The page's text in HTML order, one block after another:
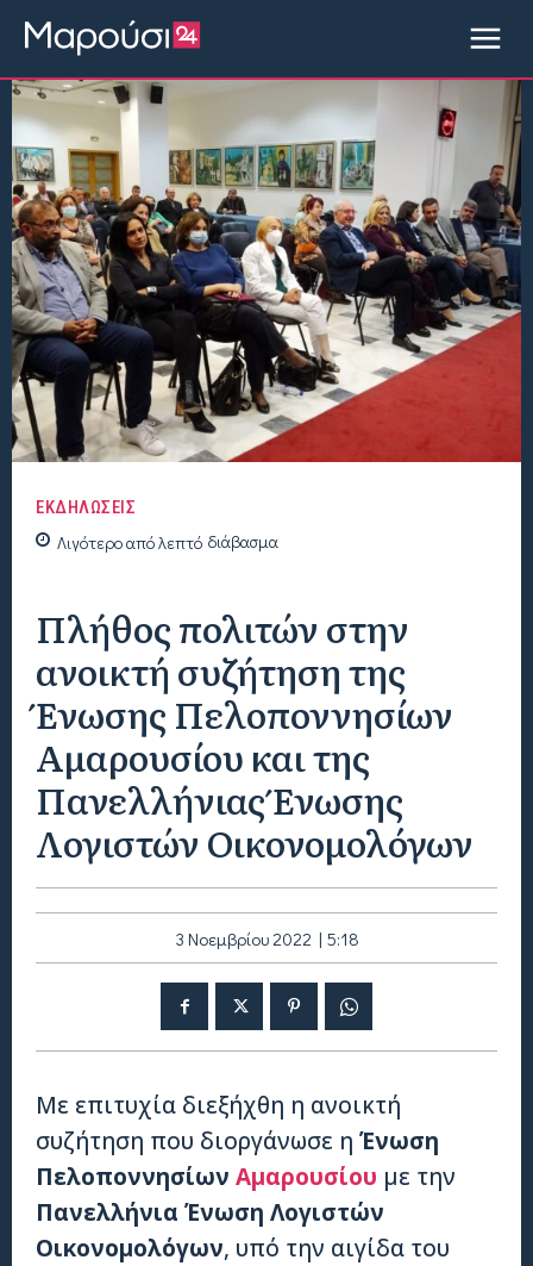
ΕΚΔΗΛΩΣΕΙΣ
Λιγότερο απόλεπτό διάβασμα
Πλήθος πολιτών στην
ανοικτή συζήτηση της
Ένωσης Πελοποννησίων
Αμαρουσίου και της
Πανελλήνιας Ένωσης
Λογιστών Οικονομολόγων
3 Νοεμβρίου 2022 | 5:18
Με επιτυχία διεξήχθη η ανοικτή
συζήτηση που διοργάνωσε η Ένωση
Πελοποννησίων Αμαρουσίου με την
Πανελλήνια Ένωση Λογιστών
Οικονομολόγων, υπό την αιγίδα του